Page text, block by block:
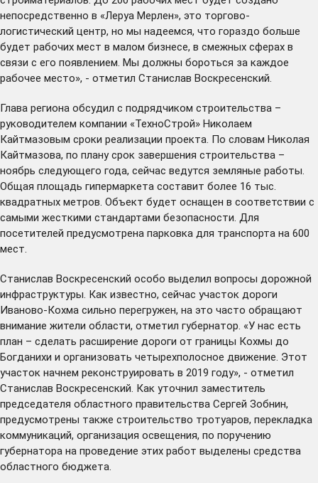
непосредственно в «Леруа Мерлен», это торгово-
логистический центр, но мы надеемся, что гораздо больше
будет рабочих мест в малом бизнесе, в смежных сферах в
связи с его появлением. Мы должны бороться за каждое
рабочее место», - отметил Станислав Воскресенский.
Глава региона обсудил с подрядчиком строительства –
руководителем компании «ТехноСтрой» Николаем
Кайтмазовым сроки реализации проекта. По словам Николая
Кайтмазова, по плану срок завершения строительства –
ноябрь следующего года, сейчас ведутся земляные работы.
Общая площадь гипермаркета составит более 16 тыс.
квадратных метров. Объект будет оснащен в соответствии с
самыми жесткими стандартами безопасности. Для
посетителей предусмотрена парковка для транспорта на 600
мест.
Станислав Воскресенский особо выделил вопросы дорожной
инфраструктуры. Как известно, сейчас участок дороги
Иваново-Кохма сильно перегружен, на это часто обращают
внимание жители области, отметил губернатор. «У нас есть
план – сделать расширение дороги от границы Кохмы до
Богданихи и организовать четырехполосное движение. Этот
участок начнем реконструировать в 2019 году», - отметил
Станислав Воскресенский. Как уточнил заместитель
председателя областного правительства Сергей Зобнин,
предусмотрены также строительство тротуаров, перекладка
коммуникаций, организация освещения, по поручению
губернатора на проведение этих работ выделены средства
областного бюджета.